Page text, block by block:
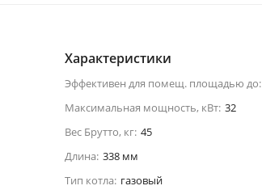
Характеристики
Эффективен для помещ. площадью до:
Максимальная мощность, кВт: 32
Вес Брутто, кг: 45
Длина: 338 мм
Тип котла: газовый